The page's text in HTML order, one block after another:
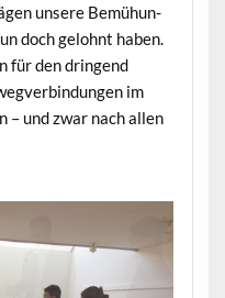
unsere Bemühun­
doch gelohnt haben.
für den drin­gend
im
– und zwar nach allen